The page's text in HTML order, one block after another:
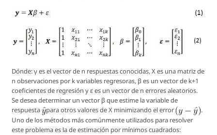
Dónde: γ es el vector de n respuestas conocidas, X es una matriz de
n observaciones por k variables regresoras, β es un vector de k+1
coeficientes de regresión y ε es un vector de n errores aleatorios.
Se desea determinar un vector β que estime la variable de
respuesta
para otros valores de X minimizando el error
.
Uno de los métodos más comúnmente utilizados para resolver
este problema es la de estimación por mínimos cuadrados: